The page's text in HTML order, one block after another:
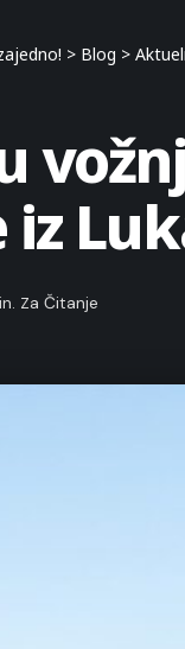
> Blog >
iz
Za Čitanje